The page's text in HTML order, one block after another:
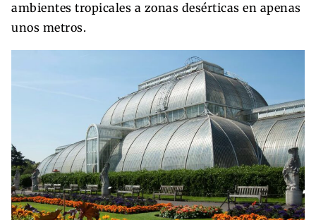
ambientes tropicales a zonas desérticas en apenas
unos metros.